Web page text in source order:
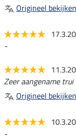
Origineel bekijken
-
Zeer aangename
Origineel bekijken
-